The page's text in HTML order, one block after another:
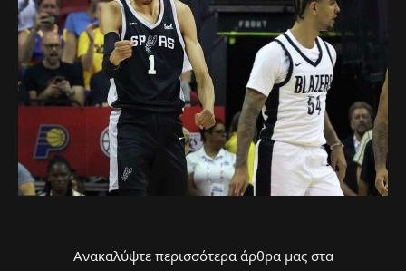
Ανακαλύψτε περισσότερα άρθρα μας στα